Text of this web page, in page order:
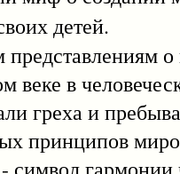
детей.
о
в
греха и
принципов